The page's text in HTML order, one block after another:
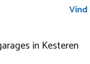
in Kesteren